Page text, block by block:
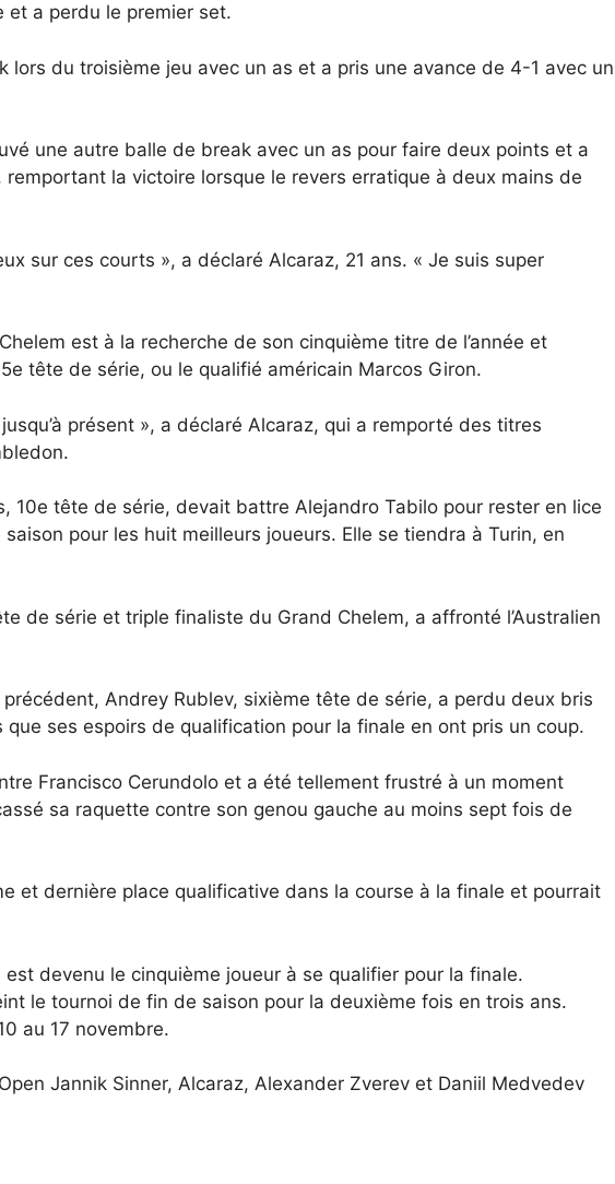
et a perdu le premier set.
lors du troisième jeu avec un as et a pris une avance de 4-1 avec un
une autre balle de break avec un as pour faire deux points et a
la victoire lorsque le revers erratique à deux mains de
sur ces courts », a déclaré Alcaraz, 21 ans. « Je suis super
est à la recherche de son cinquième titre de l’année et
tête de série, ou le qualifié américain Marcos Giron.
présent », a déclaré Alcaraz, qui a remporté des titres
10e tête de série, devait battre Alejandro Tabilo pour rester en lice
pour les huit meilleurs joueurs. Elle se tiendra à Turin, en
de série et triple finaliste du Grand Chelem, a affronté l’Australien
Andrey Rublev, sixième tête de série, a perdu deux bris
que ses espoirs de qualification pour la finale en ont pris un coup.
Francisco Cerundolo et a été tellement frustré à un moment
sa raquette contre son genou gauche au moins sept fois de
et dernière place qualificative dans la course à la finale et pourrait
est devenu le cinquième joueur à se qualifier pour la finale.
le tournoi de fin de saison pour la deuxième fois en trois ans.
au 17 novembre.
Jannik Sinner, Alcaraz, Alexander Zverev et Daniil Medvedev